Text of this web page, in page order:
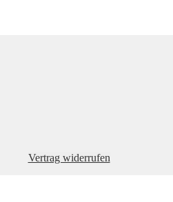
Vertrag widerrufen